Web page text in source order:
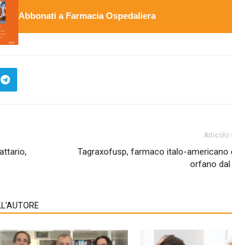
Abbonati a Farmacia Ospedaliera
Articolo
Tagraxofusp, farmaco italo-americano
orfano dal